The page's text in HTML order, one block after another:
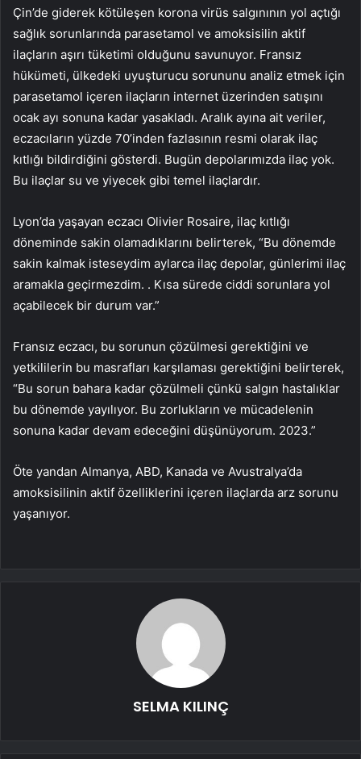
Çin’de giderek kötüleşen korona virüs salgınının yol açtığı
sağlık sorunlarında parasetamol ve amoksisilin aktif
ilaçların aşırı tüketimi olduğunu savunuyor. Fransız
hükümeti, ülkedeki uyuşturucu sorununu analiz etmek için
parasetamol içeren ilaçların internet üzerinden satışını
ocak ayı sonuna kadar yasakladı. Aralık ayına ait veriler,
eczacıların yüzde 70’inden fazlasının resmi olarak ilaç
kıtlığı bildirdiğini gösterdi. Bugün depolarımızda ilaç yok.
Bu ilaçlar su ve yiyecek gibi temel ilaçlardır.
Lyon’da yaşayan eczacı Olivier Rosaire, ilaç kıtlığı
döneminde sakin olamadıklarını belirterek, “Bu dönemde
sakin kalmak isteseydim aylarca ilaç depolar, günlerimi ilaç
aramakla geçirmezdim. . Kısa sürede ciddi sorunlara yol
açabilecek bir durum var.”
Fransız eczacı, bu sorunun çözülmesi gerektiğini ve
yetkililerin bu masrafları karşılaması gerektiğini belirterek,
“Bu sorun bahara kadar çözülmeli çünkü salgın hastalıklar
bu dönemde yayılıyor. Bu zorlukların ve mücadelenin
sonuna kadar devam edeceğini düşünüyorum. 2023.”
Öte yandan Almanya, ABD, Kanada ve Avustralya’da
amoksisilinin aktif özelliklerini içeren ilaçlarda arz sorunu
yaşanıyor.
SELMA KILINÇ